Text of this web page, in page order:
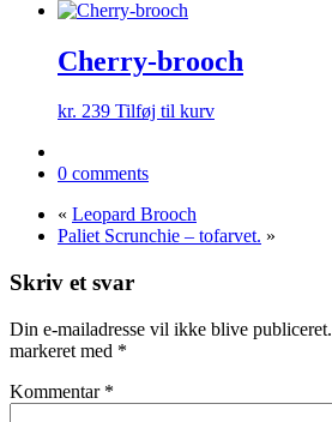
Cherry-brooch
kr. 239 Tilføj til kurv
0 comments
« Leopard Brooch
Paliet Scrunchie – tofarvet. »
Skriv et svar
Din e-mailadresse vil ikke blive publiceret.
markeret med *
Kommentar *